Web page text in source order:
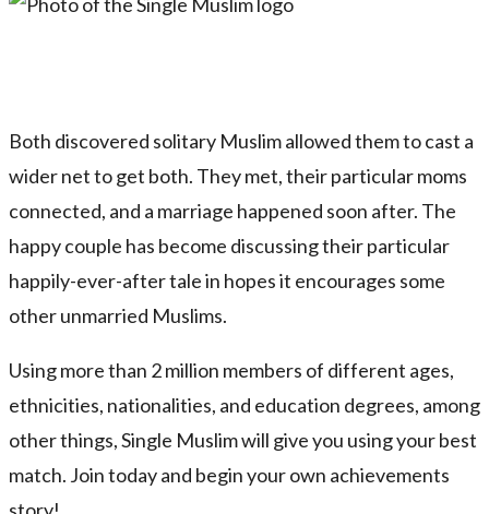
Both discovered solitary Muslim allowed them to cast a
wider net to get both. They met, their particular moms
connected, and a marriage happened soon after. The
happy couple has become discussing their particular
happily-ever-after tale in hopes it encourages some
other unmarried Muslims.
Using more than 2 million members of different ages,
ethnicities, nationalities, and education degrees, among
other things, Single Muslim will give you using your best
match. Join today and begin your own achievements
story!